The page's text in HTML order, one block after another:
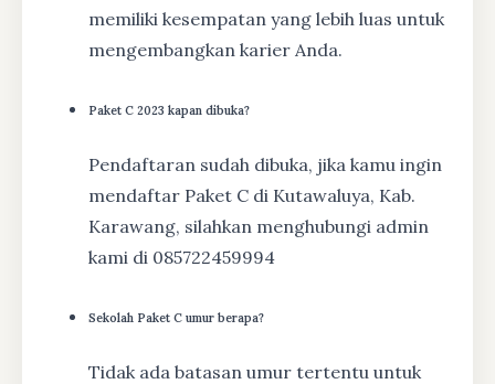
memiliki kesempatan yang lebih luas untuk
mengembangkan karier Anda.
Paket C 2023 kapan dibuka?
Pendaftaran sudah dibuka, jika kamu ingin
mendaftar Paket C di Kutawaluya, Kab.
Karawang, silahkan menghubungi admin
kami di 085722459994
Sekolah Paket C umur berapa?
Tidak ada batasan umur tertentu untuk